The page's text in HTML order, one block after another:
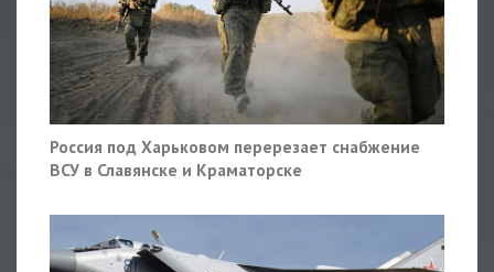
Россия под Харьковом перерезает снабжение
ВСУ в Славянске и Краматорске